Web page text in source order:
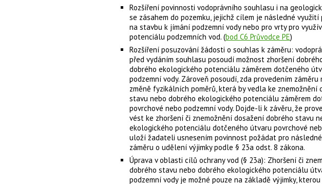
Rozšíření povinnosti vodoprávního souhlasu i na
se zásahem do pozemku, jejichž cílem je následné
na stavbu k jímání podzemní vody nebo pro vrty pro
potenciálu podzemních vod. (bod C6 Průvodce PE)
Rozšíření posuzování žádosti o souhlas k záměru:
před vydáním souhlasu posoudí možnost zhoršení
dobrého ekologického potenciálu záměrem dotčeného
podzemní vody. Zároveň posoudí, zda provedením
změně fyzikálních poměrů, která by vedla ke znemožnění
stavu nebo dobrého ekologického potenciálu záměrem
povrchové nebo podzemní vody. Dojde-li k závěru, že
vést ke zhoršení či znemožnění dosažení dobrého stavu
ekologického potenciálu dotčeného útvaru povrchové
uloží žadateli usnesením povinnost požádat pro
záměru o udělení výjimky podle § 23a odst. 8 zákona.
Úprava v oblasti cílů ochrany vod (§ 23a): Zhoršení či
dobrého stavu nebo dobrého ekologického potenciálu
podzemní vody je možné pouze na základě výjimky,